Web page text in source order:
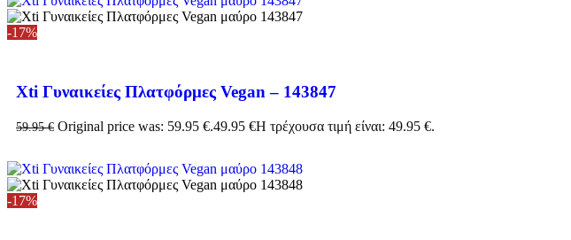
-17%
Xti Γυναικείες Πλατφόρμες Vegan – 143847
59.95€ Original price was: 59.95 €.49.95 €Η τρέχουσα τιμή είναι: 49.95 €.
-17%